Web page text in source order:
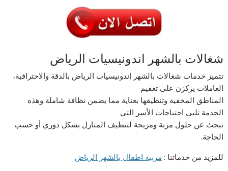
شغالات بالشهر اندونيسيات الرياض
تتميز خدمات شغالات بالشهر إندونيسيات الرياض بالدقة والاحترافية،
العاملات يركزن على تعقيم
المناطق المخفية وتنظيفها بعناية مما يضمن نظافة شاملة وهذه
الخدمة تلبي احتياجات الأسر التي
تبحث عن حلول مرنة ومريحة لتنظيف المنازل بشكل دوري أو حسب
الحاجة.
للمزيد من خدماتنا : مربية اطفال بالشهر الرياض